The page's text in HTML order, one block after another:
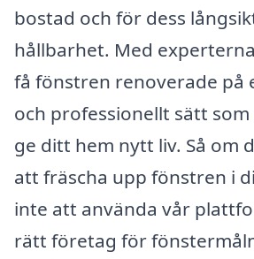
bostad och för dess
hållbarhet. Med
få fönstren renoverade på
och professionellt sätt
ge ditt hem nytt liv. Så om
att fräscha upp fönstren i
inte att använda vår
rätt företag för